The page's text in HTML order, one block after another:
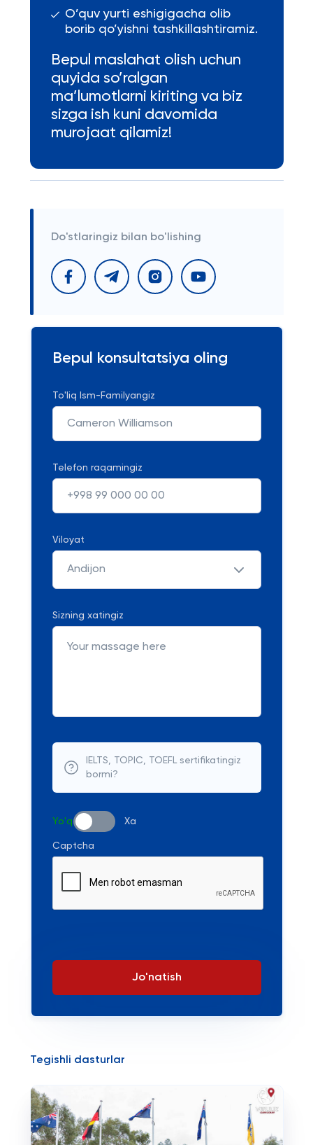
O’quv yurti eshigigacha olib
borib qo’yishni tashkillashtiramiz.
Bepul maslahat olish uchun
quyida so’ralgan
ma’lumotlarni kiriting va biz
sizga ish kuni davomida
murojaat qilamiz!
Do'stlaringiz bilan bo'lishing
Bepul konsultatsiya oling
To'liq Ism-Familyangiz
Telefon raqamingiz
Viloyat
Andijon
Sizning xatingiz
IELTS, TOPIC, TOEFL sertifikatingiz
bormi?
Yo'q Xa
Captcha
Jo'natish
Tegishli dasturlar